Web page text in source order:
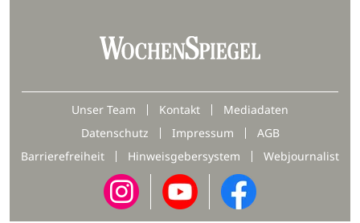
Unser Team Kontakt
Mediadaten
Datenschutz
Impressum
AGB
Barrierefreiheit
Hinweisgebersystem Webjournalist